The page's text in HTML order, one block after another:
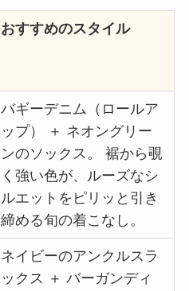
おすすめのスタイル
バギーデニム（ロールア
ップ） ＋ ネオングリー
ンのソックス。 裾から覗
く強い色が、ルーズなシ
ルエットをピリッと引き
締める旬の着こなし。
ネイビーのアンクルスラ
ックス ＋ バーガンディ